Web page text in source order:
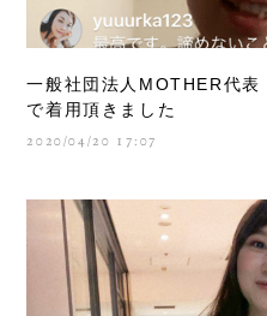
一般社団法人MOTHER代
で着用頂きました
2020/04/20 17:07